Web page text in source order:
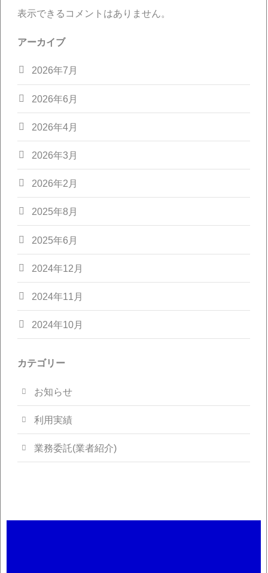
表示できるコメントはありません。
アーカイブ
2026年7月
2026年6月
2026年4月
2026年3月
2026年2月
2025年8月
2025年6月
2024年12月
2024年11月
2024年10月
カテゴリー
お知らせ
利用実績
業務委託(業者紹介)